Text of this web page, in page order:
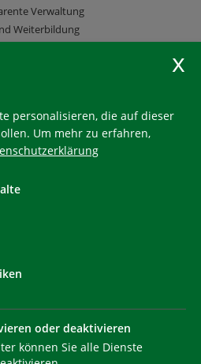
Verwaltung
Weiterbildung
Marke. Die Nutzung muss
Südtirol - KlimaHaus
NEWSLETTER
personalisieren, die auf dieser
Um mehr zu erfahren,
oder deaktivieren
können Sie alle Dienste